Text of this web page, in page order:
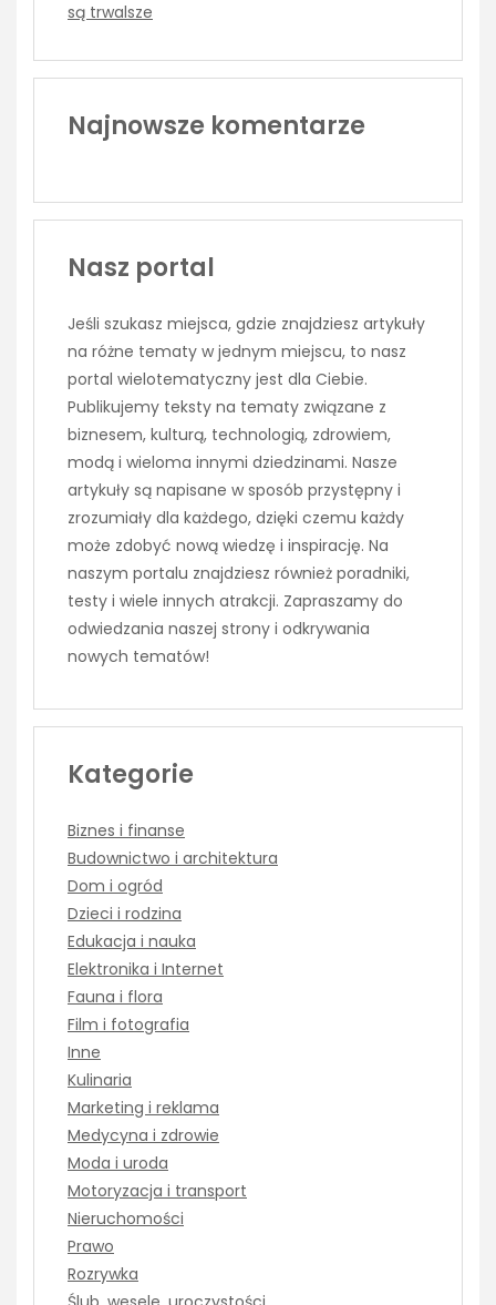
są trwalsze
Najnowsze komentarze
Nasz portal
Jeśli szukasz miejsca, gdzie znajdziesz artykuły
na różne tematy w jednym miejscu, to nasz
portal wielotematyczny jest dla Ciebie.
Publikujemy teksty na tematy związane z
biznesem, kulturą, technologią, zdrowiem,
modą i wieloma innymi dziedzinami. Nasze
artykuły są napisane w sposób przystępny i
zrozumiały dla każdego, dzięki czemu każdy
może zdobyć nową wiedzę i inspirację. Na
naszym portalu znajdziesz również poradniki,
testy i wiele innych atrakcji. Zapraszamy do
odwiedzania naszej strony i odkrywania
nowych tematów!
Kategorie
Biznes i finanse
Budownictwo i architektura
Dom i ogród
Dzieci i rodzina
Edukacja i nauka
Elektronika i Internet
Fauna i flora
Film i fotografia
Inne
Kulinaria
Marketing i reklama
Medycyna i zdrowie
Moda i uroda
Motoryzacja i transport
Nieruchomości
Prawo
Rozrywka